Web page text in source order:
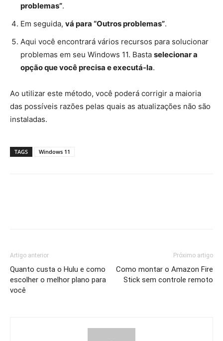
problemas”.
Em seguida, vá para “Outros problemas”.
Aqui você encontrará vários recursos para solucionar
problemas em seu Windows 11. Basta selecionar a
opção que você precisa e executá-la.
Ao utilizar este método, você poderá corrigir a maioria
das possíveis razões pelas quais as atualizações não são
instaladas.
TAGS Windows 11
Artigo anterior
Quanto custa o Hulu e como
escolher o melhor plano para
você
Próximo artigo
Como montar o Amazon Fire
Stick sem controle remoto